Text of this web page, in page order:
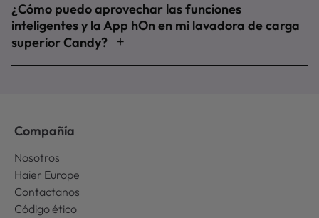
¿Cómo puedo aprovechar las funciones
inteligentes y la App hOn en mi lavadora de carga
superior Candy?
Compañía
Nosotros
Haier Europe
Contactanos
Código ético